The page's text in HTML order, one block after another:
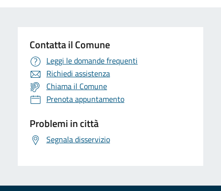
Contatta il Comune
Leggi le domande frequenti
Richiedi assistenza
Chiama il Comune
Prenota appuntamento
Problemi in città
Segnala disservizio